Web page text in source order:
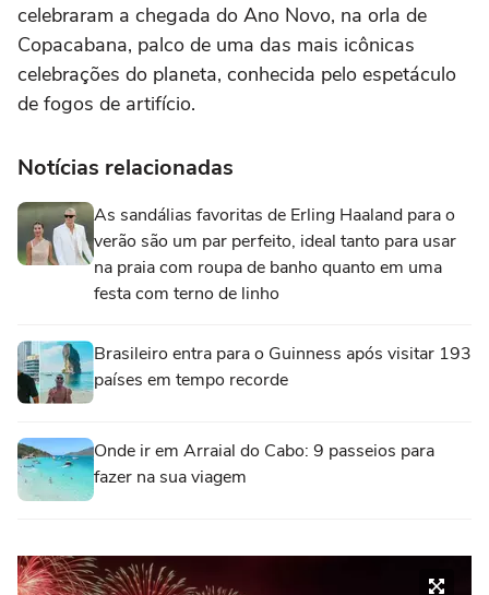
celebraram a chegada do Ano Novo, na orla de
Copacabana, palco de uma das mais icônicas
celebrações do planeta, conhecida pelo espetáculo
de fogos de artifício.
Notícias relacionadas
As sandálias favoritas de Erling Haaland para o
verão são um par perfeito, ideal tanto para usar
na praia com roupa de banho quanto em uma
festa com terno de linho
Brasileiro entra para o Guinness após visitar 193
países em tempo recorde
Onde ir em Arraial do Cabo: 9 passeios para
fazer na sua viagem